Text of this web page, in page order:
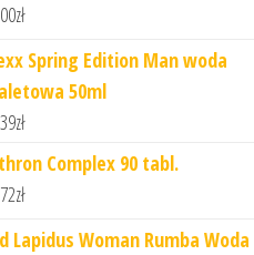
zł
Spring Edition Man woda
50ml
zł
Complex 90 tabl.
zł
Lapidus Woman Rumba Woda